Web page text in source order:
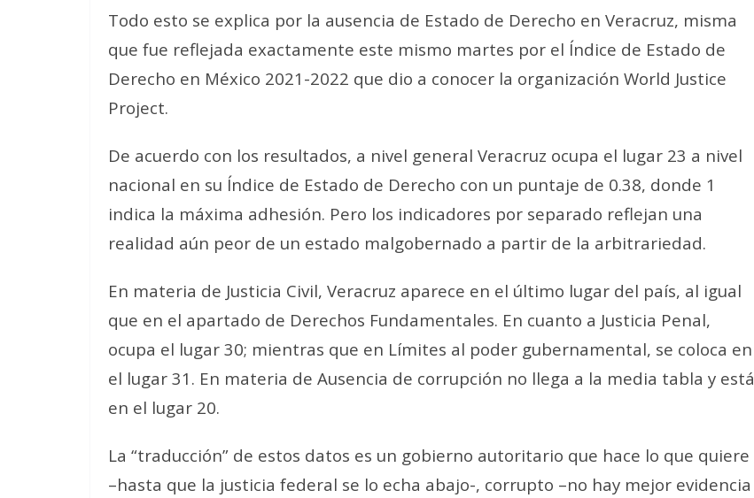
Todo esto se explica por la ausencia de Estado de Derecho en Veracruz, misma
que fue reflejada exactamente este mismo martes por el Índice de Estado de
Derecho en México 2021-2022 que dio a conocer la organización World Justice
Project.
De acuerdo con los resultados, a nivel general Veracruz ocupa el lugar 23 a nivel
nacional en su Índice de Estado de Derecho con un puntaje de 0.38, donde 1
indica la máxima adhesión. Pero los indicadores por separado reflejan una
realidad aún peor de un estado malgobernado a partir de la arbitrariedad.
En materia de Justicia Civil, Veracruz aparece en el último lugar del país, al igual
que en el apartado de Derechos Fundamentales. En cuanto a Justicia Penal,
ocupa el lugar 30; mientras que en Límites al poder gubernamental, se coloca en
el lugar 31. En materia de Ausencia de corrupción no llega a la media tabla y está
en el lugar 20.
La “traducción” de estos datos es un gobierno autoritario que hace lo que quiere
–hasta que la justicia federal se lo echa abajo-, corrupto –no hay mejor evidencia